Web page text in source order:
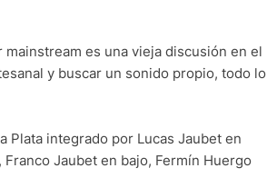
es una vieja discusión en el
y buscar un sonido propio, todo lo
Plata integrado por Lucas Jaubet en
Jaubet en bajo, Fermín Huergo